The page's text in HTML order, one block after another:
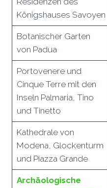
Königshauses Savoyen
Botanischer Garten
von Padua
Portovenere und
Cinque Terre mit den
Inseln Palmaria, Tino
und Tinetto
Kathedrale von
Modena, Glockenturm
und Piazza Grande
Archäologische